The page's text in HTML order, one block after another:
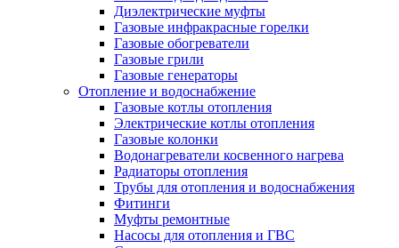
Диэлектрические муфты
Газовые инфракрасные горелки
Газовые обогреватели
Газовые грили
Газовые генераторы
Отопление и водоснабжение
Газовые котлы отопления
Электрические котлы отопления
Газовые колонки
Водонагреватели косвенного нагрева
Радиаторы отопления
Трубы для отопления и водоснабжения
Фитинги
Муфты ремонтные
Насосы для отопления и ГВС